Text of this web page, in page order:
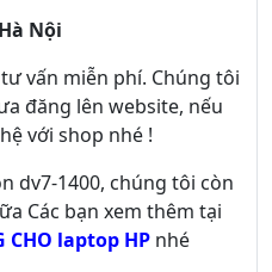
Nội
vấn miễn phí. Chúng tôi
đăng lên website, nếu
với shop nhé !
dv7-1400, chúng tôi còn
Các bạn xem thêm tại
CHO laptop HP nhé